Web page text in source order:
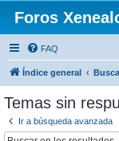
Foros
FAQ
Índice general
Temas sin
Ir a búsqueda avanzada